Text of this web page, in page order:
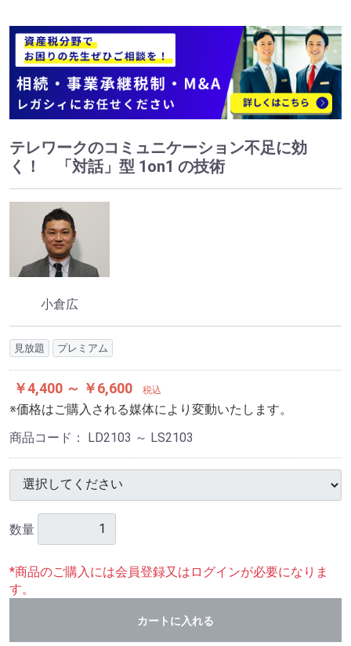
テレワークのコミュニケーション不足に効
く！ 「対話」型 1on1 の技術
小倉広
見放題 プレミアム
￥4,400 ～ ￥6,600 税込
※価格はご購入される媒体により変動いたします。
商品コード： LD2103 ～ LS2103
数量
*商品のご購入には会員登録又はログインが必要になりま
す。
カートに入れる